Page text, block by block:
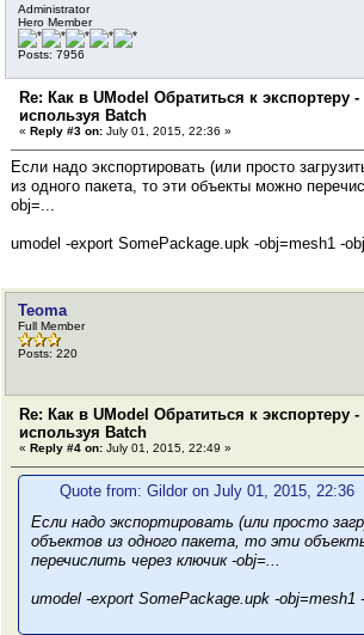
Administrator
Hero Member
Posts: 7956
Re: Как в UModel Обратиться к экспортеру
используя Batch
« Reply #3 on: July 01, 2015, 22:36 »
Если надо экспортировать (или просто
из одного пакета, то эти объекты можно
obj=...
umodel -export SomePackage.upk -obj=mesh1 -
Teoma
Full Member
Posts: 220
Re: Как в UModel Обратиться к экспортеру
используя Batch
« Reply #4 on: July 01, 2015, 22:49 »
Quote from: Gildor on July 01, 2015, 22:36
Если надо экспортировать (или просто
объектов из одного пакета, то эти
перечислить через ключик -obj=...
umodel -export SomePackage.upk -obj=mesh1